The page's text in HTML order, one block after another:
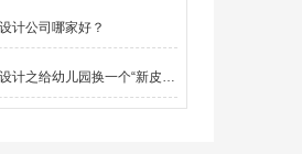
计公司哪家好？
计之给幼儿园换一个“新皮肤”